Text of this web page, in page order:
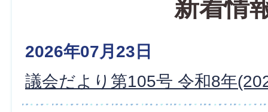
新着情
2026年07月23日
議会だより第105号 令和8年